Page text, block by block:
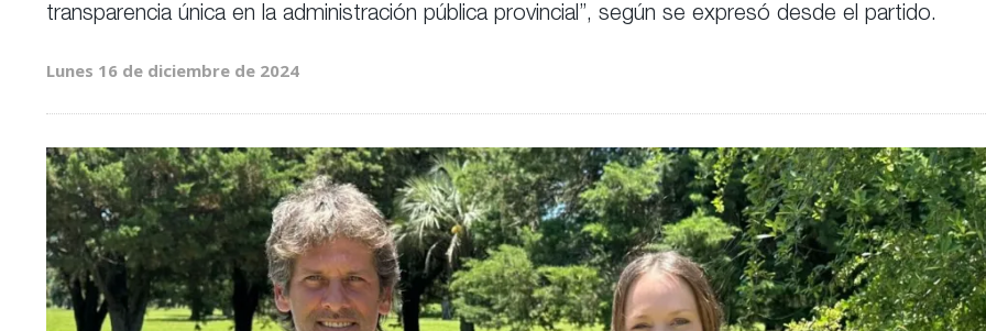
transparencia única en la administración pública provincial”, según se expresó desde el partido.
Lunes 16 de diciembre de 2024